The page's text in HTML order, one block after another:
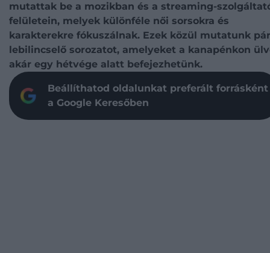
mutattak be a mozikban és a streaming-
felületein, melyek különféle női sorsokra és
karakterekre fókuszálnak. Ezek közül mutatunk pár
lebilincselő sorozatot, amelyeket a kanapénkon
akár egy hétvége alatt befejezhetünk.
Beállíthatod oldalunkat preferált forrásként
a Google Keresőben